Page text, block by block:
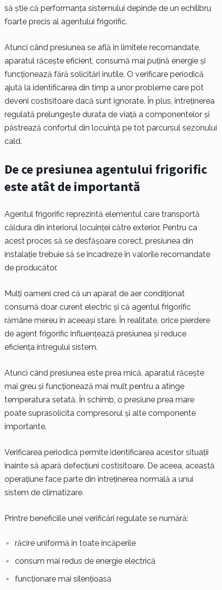
să știe că performanța sistemului depinde de un echilibru
foarte precis al agentului frigorific.
Atunci când presiunea se află în limitele recomandate,
aparatul răcește eficient, consumă mai puțină energie și
funcționează fără solicitări inutile. O verificare periodică
ajută la identificarea din timp a unor probleme care pot
deveni costisitoare dacă sunt ignorate. În plus, întreținerea
regulată prelungește durata de viață a componentelor și
păstrează confortul din locuință pe tot parcursul sezonului
cald.
De ce presiunea agentului frigorific
este atât de importantă
Agentul frigorific reprezintă elementul care transportă
căldura din interiorul locuinței către exterior. Pentru ca
acest proces să se desfășoare corect, presiunea din
instalație trebuie să se încadreze în valorile recomandate
de producător.
Mulți oameni cred că un aparat de aer condiționat
consumă doar curent electric și că agentul frigorific
rămâne mereu în aceeași stare. În realitate, orice pierdere
de agent frigorific influențează presiunea și reduce
eficiența întregului sistem.
Atunci când presiunea este prea mică, aparatul răcește
mai greu și funcționează mai mult pentru a atinge
temperatura setată. În schimb, o presiune prea mare
poate suprasolicita compresorul și alte componente
importante.
Verificarea periodică permite identificarea acestor situații
înainte să apară defecțiuni costisitoare. De aceea, această
operațiune face parte din întreținerea normală a unui
sistem de climatizare.
Printre beneficiile unei verificări regulate se numără:
răcire uniformă în toate încăperile
consum mai redus de energie electrică
funcționare mai silențioasă